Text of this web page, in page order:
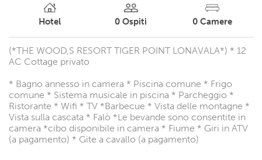
Hotel 0 Ospiti 0 Camere
(*THE WOOD,S RESORT TIGER POINT LONAVALA*) * 12
AC Cottage privato
* Bagno annesso in camera * Piscina comune * Frigo
comune * Sistema musicale in piscina * Parcheggio *
Ristorante * Wifi * TV *Barbecue * Vista delle montagne *
Vista sulla cascata * Falò *Le bevande sono consentite in
camera *cibo disponibile in camera * Fiume * Giri in ATV
(a pagamento) * Gite a cavallo (a pagamento)